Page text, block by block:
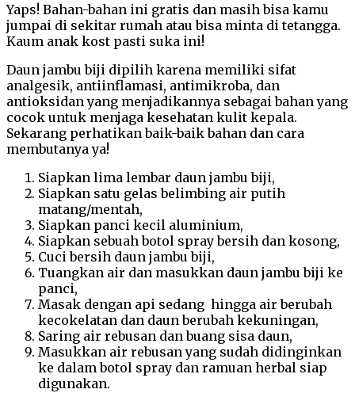
Yaps! Bahan-bahan ini gratis dan masih bisa kamu
jumpai di sekitar rumah atau bisa minta di tetangga.
Kaum anak kost pasti suka ini!
Daun jambu biji dipilih karena memiliki sifat
analgesik, antiinflamasi, antimikroba, dan
antioksidan yang menjadikannya sebagai bahan yang
cocok untuk menjaga kesehatan kulit kepala.
Sekarang perhatikan baik-baik bahan dan cara
membutanya ya!
Siapkan lima lembar daun jambu biji,
Siapkan satu gelas belimbing air putih
matang/mentah,
Siapkan panci kecil aluminium,
Siapkan sebuah botol spray bersih dan kosong,
Cuci bersih daun jambu biji,
Tuangkan air dan masukkan daun jambu biji ke
panci,
Masak dengan api sedang hingga air berubah
kecokelatan dan daun berubah kekuningan,
Saring air rebusan dan buang sisa daun,
Masukkan air rebusan yang sudah didinginkan
ke dalam botol spray dan ramuan herbal siap
digunakan.